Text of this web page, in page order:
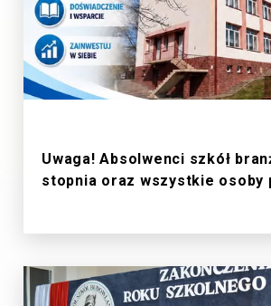
Uwaga! Absolwenci szkół
stopnia oraz wszystkie osoby